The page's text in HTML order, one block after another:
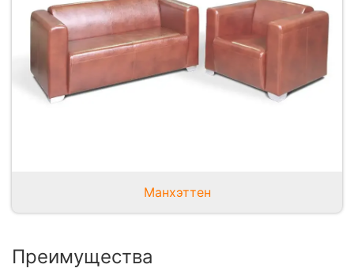
Манхэттен
Преимущества